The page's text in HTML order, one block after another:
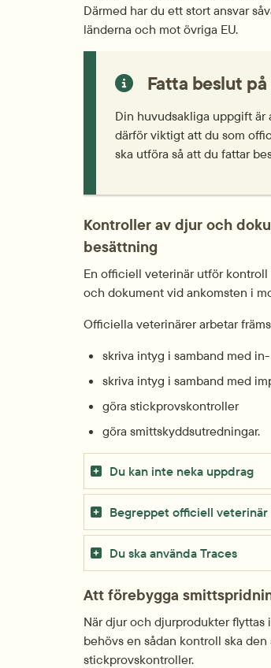
Därmed har du ett stort ansvar
länderna och mot övriga EU.
Fatta beslut
Din huvudsakliga uppgift
därför viktigt att du som
ska utföra så att du fattar
Kontroller av djur och
besättning
En officiell veterinär utför
och dokument vid ankomsten i
Officiella veterinärer arbetar
skriva intyg i samband med
skriva intyg i samband med
göra stickprovskontroller
göra smittskyddsutredningar.
Du kan inte neka uppdrag
Begreppet officiell veterinär
Du ska använda Traces
Att förebygga
När djur och djurprodukter flyttas
behövs en sådan kontroll ska
stickprovskontroller.